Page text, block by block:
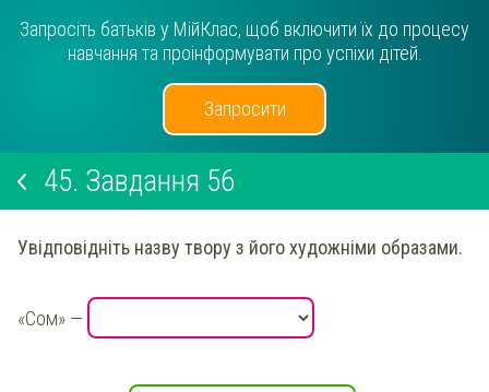
Запросіть батьків у МійКлас, щоб включити їх до процесу
навчання та проінформувати про успіхи дітей.
Запросити
45. Завдання 56
Увідповідніть назву твору з його художніми образами.
«Сом» —